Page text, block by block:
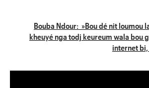
l’articleBouba Ndour: »Bou dé nit loumou
kheuyé nga todj keureum wala bou
internet bi,